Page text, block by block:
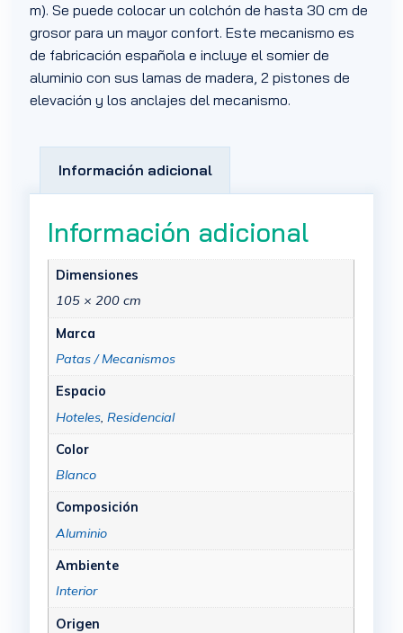
m). Se puede colocar un colchón de hasta 30 cm de
grosor para un mayor confort. Este mecanismo es
de fabricación española e incluye el somier de
aluminio con sus lamas de madera, 2 pistones de
elevación y los anclajes del mecanismo.
Información adicional
Información adicional
Dimensiones
105 × 200 cm
Marca
Patas / Mecanismos
Espacio
Hoteles, Residencial
Color
Blanco
Composición
Aluminio
Ambiente
Interior
Origen